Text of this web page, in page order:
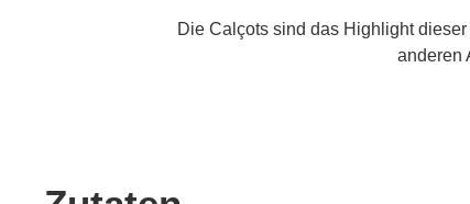
Die Calçots sind das Highlight
anderen